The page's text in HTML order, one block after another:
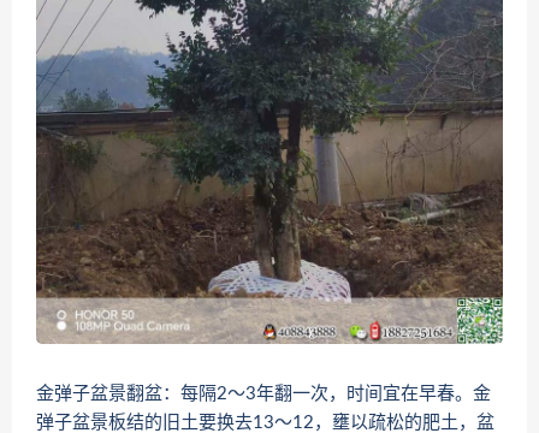
金弹子盆景翻盆：每隔2～3年翻一次，时间宜在早春。金
弹子盆景板结的旧土要换去13～12，壅以疏松的肥土，盆